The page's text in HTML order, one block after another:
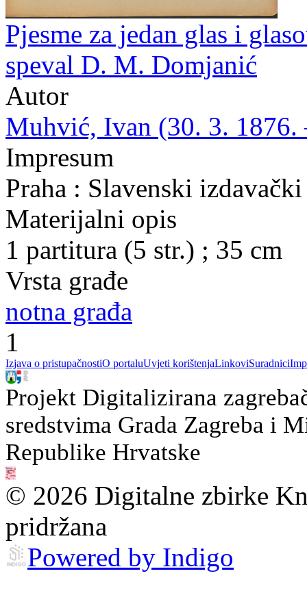
Pjesme za jedan glas i
speval D. M. Domjanić
Autor
Muhvić, Ivan (30. 3. 1876.
Impresum
Praha : Slavenski
Materijalni opis
1 partitura (5 str.) ; 35 cm
Vrsta građe
notna građa
1
Izjava o pristupačnostiO portaluUvjeti korištenjaLinkoviSuradnici
Projekt Digitalizirana
sredstvima Grada Zagreba i
Republike Hrvatske
© 2026 Digitalne zbirke
pridržana
Powered by Indigo